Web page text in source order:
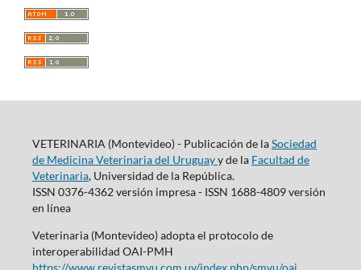
VETERINARIA (Montevideo) - Publicación de laSociedad
de Medicina Veterinaria del Uruguayy de la Facultad de
Veterinaria, Universidad de la República.
ISSN 0376-4362 versión impresa - ISSN 1688-4809 versión
en línea
Veterinaria (Montevideo) adopta el protocolo de
interoperabilidad OAI-PMH
https://www.revistasmvu.com.uy/index.php/smvu/oai